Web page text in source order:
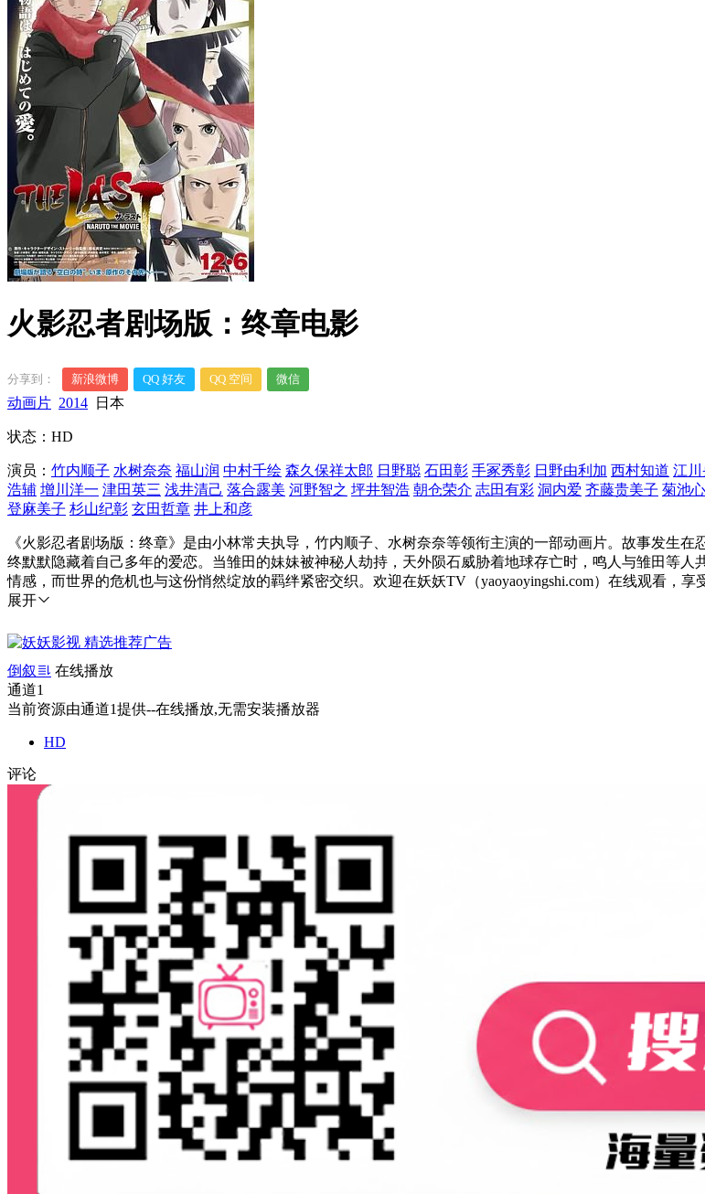
火影忍者剧场版：终章电影
分享到： 新浪微博 QQ 好友 QQ 空间 微信
动画片 2014 日本
状态：HD
演员： 竹内顺子 水树奈奈 福山润 中村千绘 森久保祥太郎 日野聪 石田彰 手冢秀彰 日野由利加 西村知道 江川
浩辅 增川洋一 津田英三 浅井清己 落合露美 河野智之 坪井智浩 朝仓荣介 志田有彩 洞内爱 齐藤贵美子 菊池心
登麻美子 杉山纪彰 玄田哲章 井上和彦
《火影忍者剧场版：终章》是由小林常夫执导，竹内顺子、水树奈奈等领衔主演的一部动画片。故事发生
终默默隐藏着自己多年的爱恋。当雏田的妹妹被神秘人劫持，天外陨石威胁着地球存亡时，鸣人与雏田等
情感，而世界的危机也与这份悄然绽放的羁绊紧密交织。欢迎在妖妖TV（yaoyaoyingshi.com）在线观看，享
展开
倒叙
在线播放
通道1
当前资源由通道1提供--在线播放,无需安装播放器
HD
评论